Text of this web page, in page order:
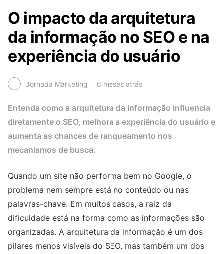
O impacto da arquitetura
da informação no SEO e na
experiência do usuário
Jornada Marketing 6 meses atrás
Entenda como a arquitetura da informação influencia
diretamente o SEO, melhora a experiência do usuário e
aumenta as chances de ranqueamento nos
mecanismos de busca.
Quando um site não performa bem no Google, o
problema nem sempre está no conteúdo ou nas
palavras-chave. Em muitos casos, a raiz da
dificuldade está na forma como as informações são
organizadas. A arquitetura da informação é um dos
pilares menos visíveis do SEO, mas também um dos